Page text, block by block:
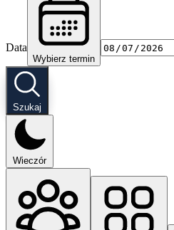
Data
Wybierz termin
Szukaj
Wieczór